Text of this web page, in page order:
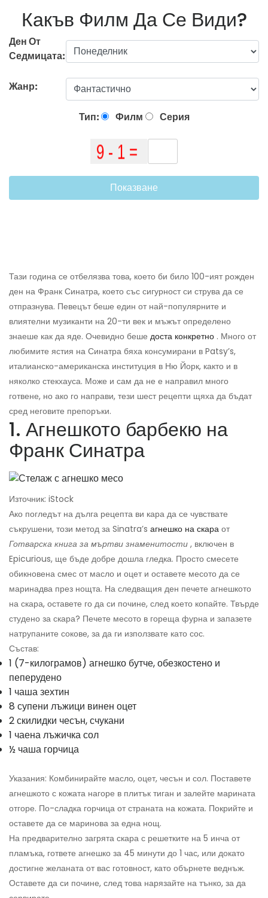
Какъв Филм Да Се Види?
Ден От
Седмицата:
Жанр:
Тип: Филм Серия
Показване
Тази година се отбелязва това, което би било 100-ият рожден
ден на Франк Синатра, което със сигурност си струва да се
отпразнува. Певецът беше един от най-популярните и
влиятелни музиканти на 20-ти век и мъжът определено
знаеше как да яде. Очевидно беше доста конкретно . Много от
любимите ястия на Синатра бяха консумирани в Patsy’s,
италианско-американска институция в Ню Йорк, както и в
няколко стекхауса. Може и сам да не е направил много
готвене, но ако го направи, тези шест рецепти щяха да бъдат
сред неговите препоръки.
1. Агнешкото барбекю на
Франк Синатра
Източник: iStock
Ако погледът на дълга рецепта ви кара да се чувствате
съкрушени, този метод за Sinatra’s агнешко на скара от
Готварска книга за мъртви знаменитости , включен в
Epicurious, ще бъде добре дошла гледка. Просто смесете
обикновена смес от масло и оцет и оставете месото да се
маринадва през нощта. На следващия ден печете агнешкото
на скара, оставете го да си почине, след което копайте. Твърде
студено за скара? Печете месото в гореща фурна и запазете
натрупаните сокове, за да ги използвате като сос.
Състав:
1 (7-килограмов) агнешко бутче, обезкостено и
пеперудено
1 чаша зехтин
8 супени лъжици винен оцет
2 скилидки чесън, счукани
1 чаена лъжичка сол
½ чаша горчица
Указания: Комбинирайте масло, оцет, чесън и сол. Поставете
агнешкото с кожата нагоре в плитък тиган и залейте марината
отгоре. По-сладка горчица от страната на кожата. Покрийте и
оставете да се маринова за една нощ.
На предварително загрята скара с решетките на 5 инча от
пламъка, гответе агнешко за 45 минути до 1 час, или докато
достигне желаната от вас готовност, като обърнете веднъж.
Оставете да си почине, след това нарязайте на тънко, за да